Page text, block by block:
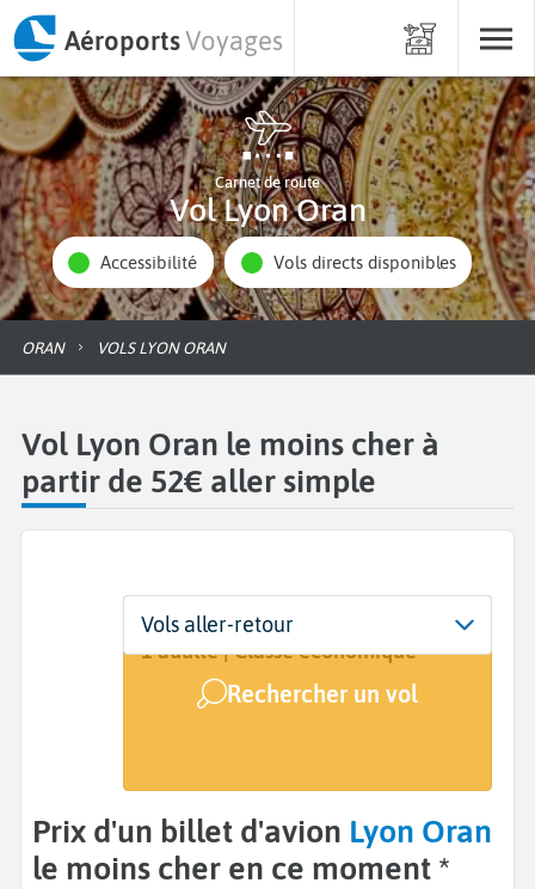
AéroportsVoyages
Carnet de route
Vol Lyon Oran
Accessibilité Vols directs disponibles
ORAN VOLS LYON ORAN
Vol Lyon Oran le moins cher à
partir de 52€ aller simple
Départ
Lyon (LYS)
Dates
6 sept. - 15 oct.
Voyageurs | Classe
1 adulte | Classe économique
Rechercher un vol
Vols aller-retour
Prix d'un billet d'avion Lyon Oran
le moins cher en ce moment *